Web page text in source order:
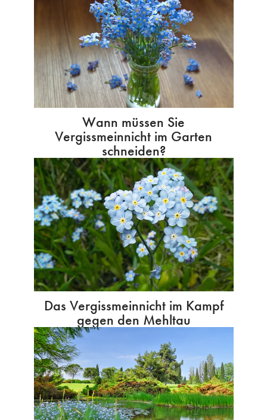
Wann müssen Sie
Vergissmeinnicht im Garten
schneiden?
Das Vergissmeinnicht im Kampf
gegen den Mehltau